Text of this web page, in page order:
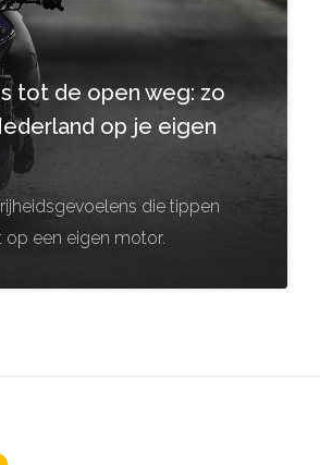
tot de open weg: zo
op je eigen
die tippen
op een eigen motor.